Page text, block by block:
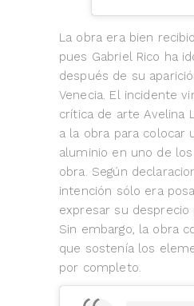
La obra era bien
pues Gabriel Rico ha
después de su
Venecia. El incidente
crítica de arte Avelina
a la obra para colocar
aluminio en uno de
obra. Según
intención sólo era
expresar su
Sin embargo, la obra
que sostenía los
por completo.